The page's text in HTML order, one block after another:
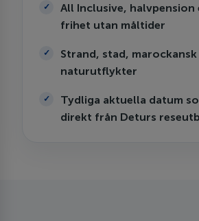
All Inclusive,
frihet utan måltider
Strand, stad,
naturutflykter
Tydliga aktuella datum
direkt från Deturs